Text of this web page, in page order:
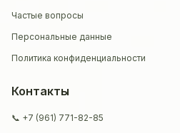
Частые вопросы
Персональные данные
Политика конфиденциальности
Контакты
📞 +7 (961) 771-82-85